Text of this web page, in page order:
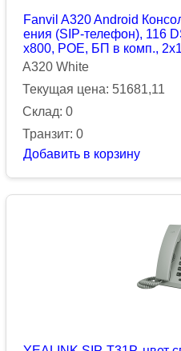
Fanvil A320 Android
ения (SIP-телефон), 116
x800, POE, БП в комп.,
A320 White
Текущая цена: 51681,11
Склад: 0
Транзит: 0
Добавить в корзину